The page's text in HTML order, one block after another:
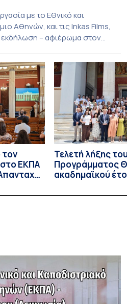
με το Εθνικό και
Αθηνών, και τις Inkas Films,
– αφιέρωμα στον
του ντοκυμαντέρ «Η
διοργανώθηκε στο
Δήμου Σπετσών και του
[…]
τον
ΕΚΠΑ
Τελετή λήξης
Προγράμματος
ακαδημαϊκού
Σπουδών στους